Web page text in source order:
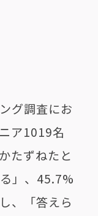
グ調査にお
ア1019名
たずねたと
」、45.7%
、「答えら